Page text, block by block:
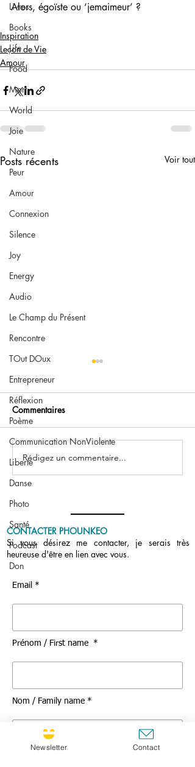
Livres
Books
Life
Food
Mort
World
Joie
Nature
Peur
Amour
Connexion
Silence
Joy
Energy
Audio
Le Champ du Présent
Rencontre
TOut DOux
Entrepreneur
Réflexion
Poème
Communication NonViolente
Liberté
Danse
Photo
Santé
Podcast
Don
Alors, égoïste ou ‘jemaimeur’ ?
Inspiration
Leçon de Vie
Amour
Posts récents Voir tout
Tout gratuit : deux mois
après l’annonce
Commentaires
Rédigez un commentaire...
CONTACTER PHOUNKEO
Si vous désirez me contacter, je serais très
heureuse d'être en lien avec vous.
Email *
Prénom / First name *
Nom / Family name *
Newsletter Contact